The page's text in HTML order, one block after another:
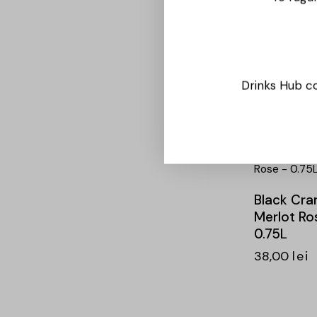
0.75L
Black
Merlot
0.75L
38,00 lei
Drinks Hub